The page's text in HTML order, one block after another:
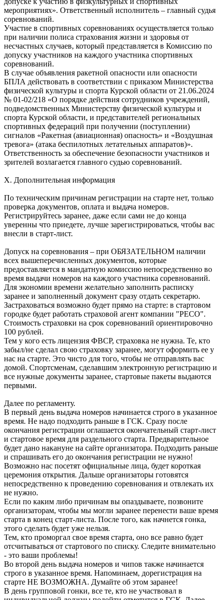
мероприятиях». Ответственный исполнитель – главный судья
соревнований.
Участие в спортивных соревнованиях осуществляется только
при наличии полиса страхования жизни и здоровья от
несчастных случаев, который представляется в Комиссию по
допуску участников на каждого участника спортивных
соревнований.
В случае объявления ракетной опасности или опасности
БПЛА действовать в соответствии с приказом Министерства
физической культуры и спорта Курской области от 21.06.2024
№ 01-02/218 «О порядке действия сотрудников учреждений,
подведомственных Министерству физической культуры и
спорта Курской области, и представителей региональных
спортивных федераций при получении (поступлении)
сигналов «Ракетная (авиационная) опасность» и «Воздушная
тревога» (атака беспилотных летательных аппаратов)».
Ответственность за обеспечение безопасности участников и
зрителей возлагается главного судью соревнований.
Х. Дополнительная информация
По техническим причинам регистрации на старте нет, только
проверка документов, оплата и выдача номеров.
Регистрируйтесь заранее, даже если сами не до конца
уверенны что приедете, лучше зарегистрироваться, чтобы вас
внесли в старт-лист.
Допуск на соревнования – при ОБЯЗАТЕЛЬНОМ наличии
всех вышеперечисленных документов, которые
предоставляется в мандатную комиссию непосредственно во
время выдачи номеров на каждого участника соревнований.
Для экономии времени желательно заполнить расписку
заранее и заполненный документ сразу отдать секретарю.
Застраховаться возможно будет прямо на старте: в стартовом
городке будет работать страховой агент компании "РЕСО".
Стоимость страховки на срок соревнований ориентировочно
100 рублей.
Тем у кого есть лицензия ФВСР, страховка не нужна. Те, кто
забыл/не сделал свою страховку заранее, могут оформить ее у
нас на старте. Это чисто для того, чтобы не отправлять вас
домой. Спортсменам, сделавшим электронную регистрацию и
все нужные документы заранее, стартовые пакеты выдаются
первыми.
Далее по регламенту.
В первый день выдача номеров начинается строго в указанное
время. Не надо подходить раньше в ГСК. Сразу после
окончания регистрации оглашается окончательный старт-лист
и стартовое время для раздельного старта. Предварительное
будет дано накануне на сайте организатора. Подходить раньше
и спрашивать его до окончания регистрации не нужно!
Возможно нас посетят официальные лица, будет короткая
церемония открытия. Дальше организаторы готовятся
непосредственно к проведению соревнования и отвлекать их
не нужно.
Если по каким либо причинам вы опаздываете, позвоните
организаторам, чтобы мы могли заранее перенести ваше время
старта в конец старт-листа. После того, как начнется гонка,
этого сделать будет уже нельзя.
Тем, кто проморгал свое время старта, оно все равно будет
отсчитываться от стартового по списку. Следите внимательно
- это ваши проблемы!
Во второй день выдача номеров и чипов также начинается
строго в указанное время. Напоминаем, дорегистрация на
старте НЕ ВОЗМОЖНА. Думайте об этом заранее!
В день групповой гонки, все те, кто не участвовал в